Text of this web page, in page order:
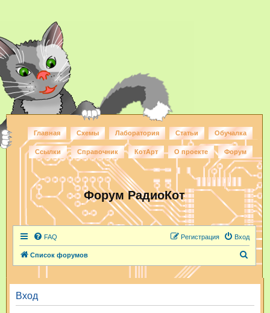
Главная Схемы Лаборатория Статьи Обучалка
Ссылки Справочник КотАрт О проекте Форум
Форум РадиоКот
FAQ Вход
Регистрация
Список форумов
и
Вход